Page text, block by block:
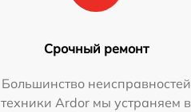
Срочный ремонт
Большинство неисправностей
техники Ardor мы устраняем в